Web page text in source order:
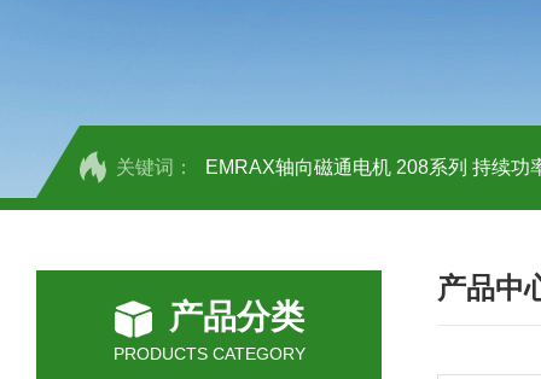
关键词： EMRAX轴向磁通电机 208系列 持续功
OEMER三相同步电机MTES 132SB/2
OEMER三相同步电机MTES 160MA/2
产品分类
PRODUCTS CATEGORY
产品中